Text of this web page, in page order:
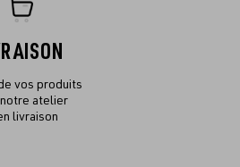
vos produits
atelier
livraison